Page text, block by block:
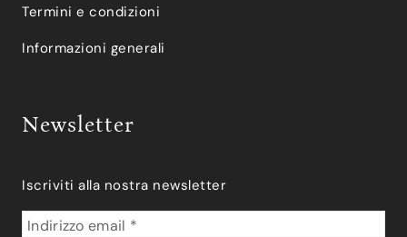
Termini e condizioni
Informazioni generali
Newsletter
Iscriviti alla nostra newsletter